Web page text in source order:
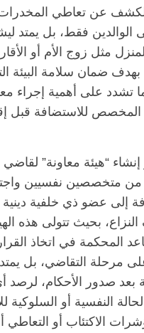
عن تعاطي
الوالدين فقط، بل يمتد
مثل زوج الأم أو
بهدف ضمان سلامة البيئة
تشدد على أهمية إجراء
المخصص للاستضافة قبل
إنشاء “هيئة معاونة”
من متخصصين نفسيين
إلى عضو ذي خلفية دينية
بحيث تتولى هذه
المحكمة في اتخاذ
مرحلة التقاضي، بل
بعد صدور الأحكام، لرصد
النفسية أو السلوكية
الاكتئاب أو التعاطي